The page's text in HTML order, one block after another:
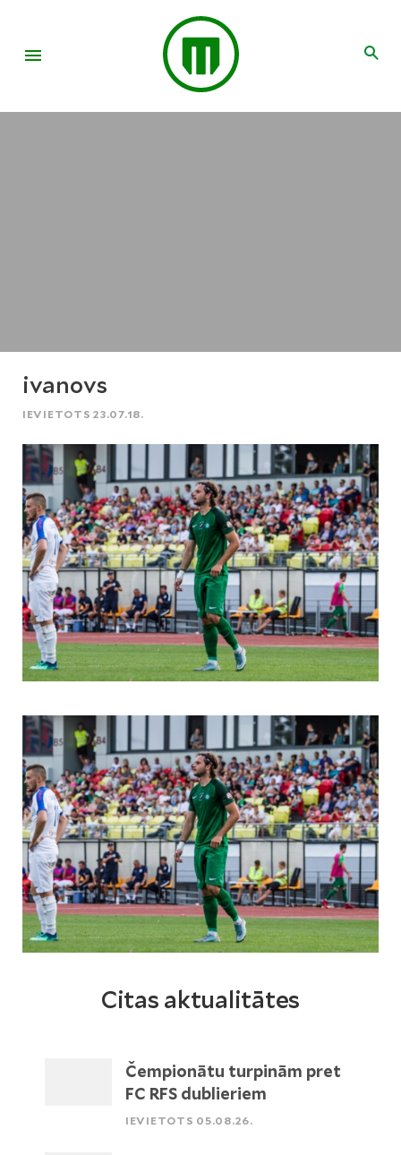
ivanovs
IEVIETOTS 23.07.18.
Citas aktualitātes
Čempionātu turpinām pret
FC RFS dublieriem
IEVIETOTS 05.08.26.